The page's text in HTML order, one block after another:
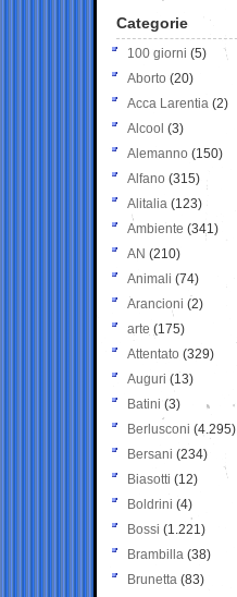
Categorie
100 giorni (5)
Aborto (20)
Acca Larentia (2)
Alcool (3)
Alemanno (150)
Alfano (315)
Alitalia (123)
Ambiente (341)
AN (210)
Animali (74)
Arancioni (2)
arte (175)
Attentato (329)
Auguri (13)
Batini (3)
Berlusconi (4.295)
Bersani (234)
Biasotti (12)
Boldrini (4)
Bossi (1.221)
Brambilla (38)
Brunetta (83)